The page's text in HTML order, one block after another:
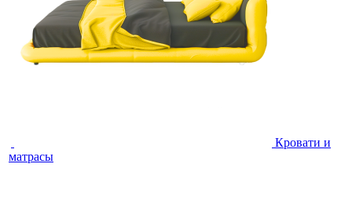
Кровати и
матрасы